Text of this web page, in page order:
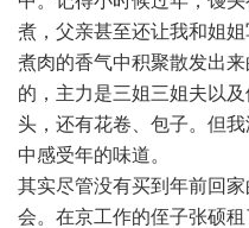
煮，父亲甚至还让我和姐
煮肉的香气中积聚散发出
的，主力是三姐三姐夫以
头，还有花卷、包子。但
中感受年的味道。
其实尽管没有买到年前回
会。在京工作的侄子张硕